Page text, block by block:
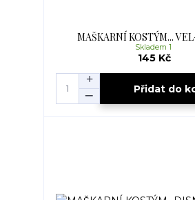
MAŠKARNÍ KOSTÝM...
145 Kč
Skladem 1
Přidat do